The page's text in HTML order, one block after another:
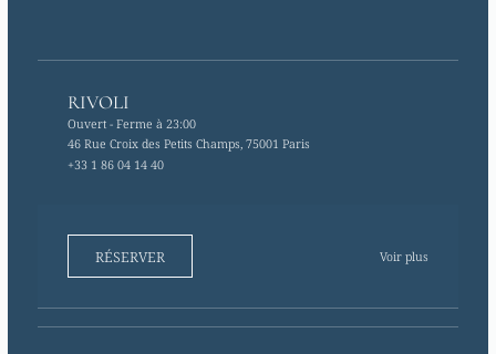
RIVOLI
Ouvert- Ferme à 23:00
46 Rue Croix des Petits Champs, 75001 Paris
+33 1 86 04 14 40
RÉSERVER Voir plus